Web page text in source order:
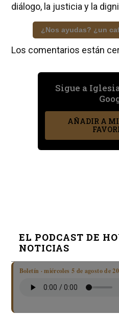
diálogo, la justicia y la
¿Nos ayudas? ¿un
Los comentarios están
Sigue a
AÑADIR A
EL PODCAST DE
NOTICIAS
Boletín · miércoles 5 de agosto de